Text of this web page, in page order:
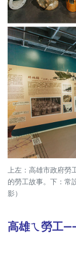
上左：高雄市政府勞
的勞工故事。下：常
影）
高雄ㄟ勞工